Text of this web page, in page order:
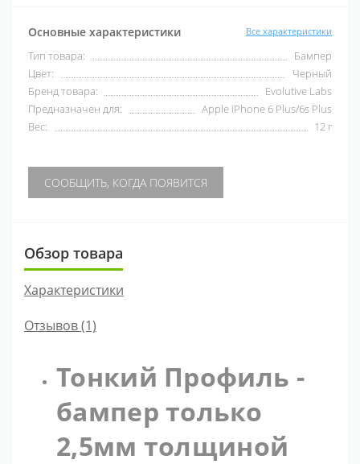
Основные характеристики Все характеристики
Тип товара:
Бампер
Цвет:
Черный
Бренд товара:
Evolutive Labs
Предназначен для:
Apple iPhone 6 Plus/6s Plus
Вес:
12 г
СООБЩИТЬ, КОГДА ПОЯВИТСЯ
Обзор товара
Характеристики
Отзывов (1)
Тонкий Профиль -
бампер только
2,5мм толщиной